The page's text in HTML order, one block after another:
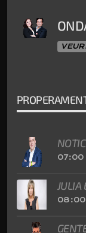
07:00
JULIA
08:00